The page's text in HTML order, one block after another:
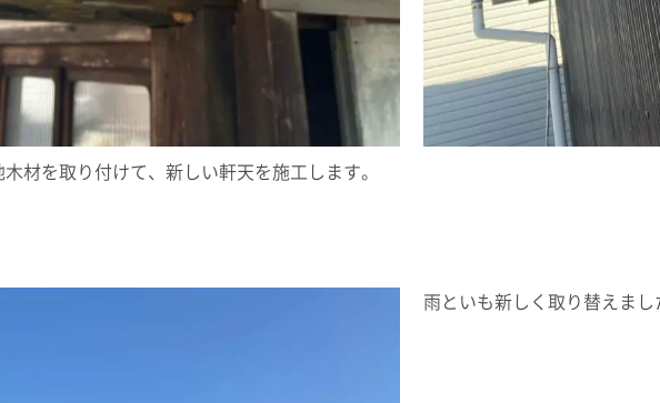
材を取り付けて、新しい軒天を施工します。
雨といも新しく取り替えまし